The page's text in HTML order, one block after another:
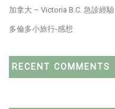
加拿大 – Victoria B.C. 急診經驗
多倫多小旅行-感想
RECENT COMMENTS